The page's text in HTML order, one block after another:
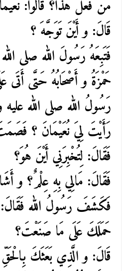
مَنْ فَعَلَ هَذَا؟ قَالُوا:
قَالَ: و أَيْنَ تَوَجَّهَ ؟
فَتَبِعَهُ رَسُولَ الله صلى
حَمْزَةُ و أَصْحَابُهُ حَتَّى أَتَى
رَسُولُ الله صلى الله
رَأَيْتَ لِيَ نُعَيْمَانَ ؟
فَقَالَ: لِتُخْبِرَنِي أَيْنَ هُوَ؟
فَقَالَ: مَالِي بِهِ عِلْمٌ؟ و
فَكَشَفَ رَسُولُ الله
حَمَلَكَ عَلَى مَا صَنَعْتَ؟
قَالَ: و الَّذِي بَعَثَكَ